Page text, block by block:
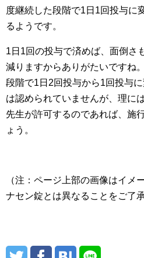
度継続した段階で1日1回投与に
るようです。
1日1回の投与で済めば、面倒さ
減りますからありがたいですね
段階で1日2回投与から1回投与
は認められていませんが、理に
先生が許可するのであれば、施
ょう。
（注：ページ上部の画像はイメ
ナセン錠とは異なることをご了